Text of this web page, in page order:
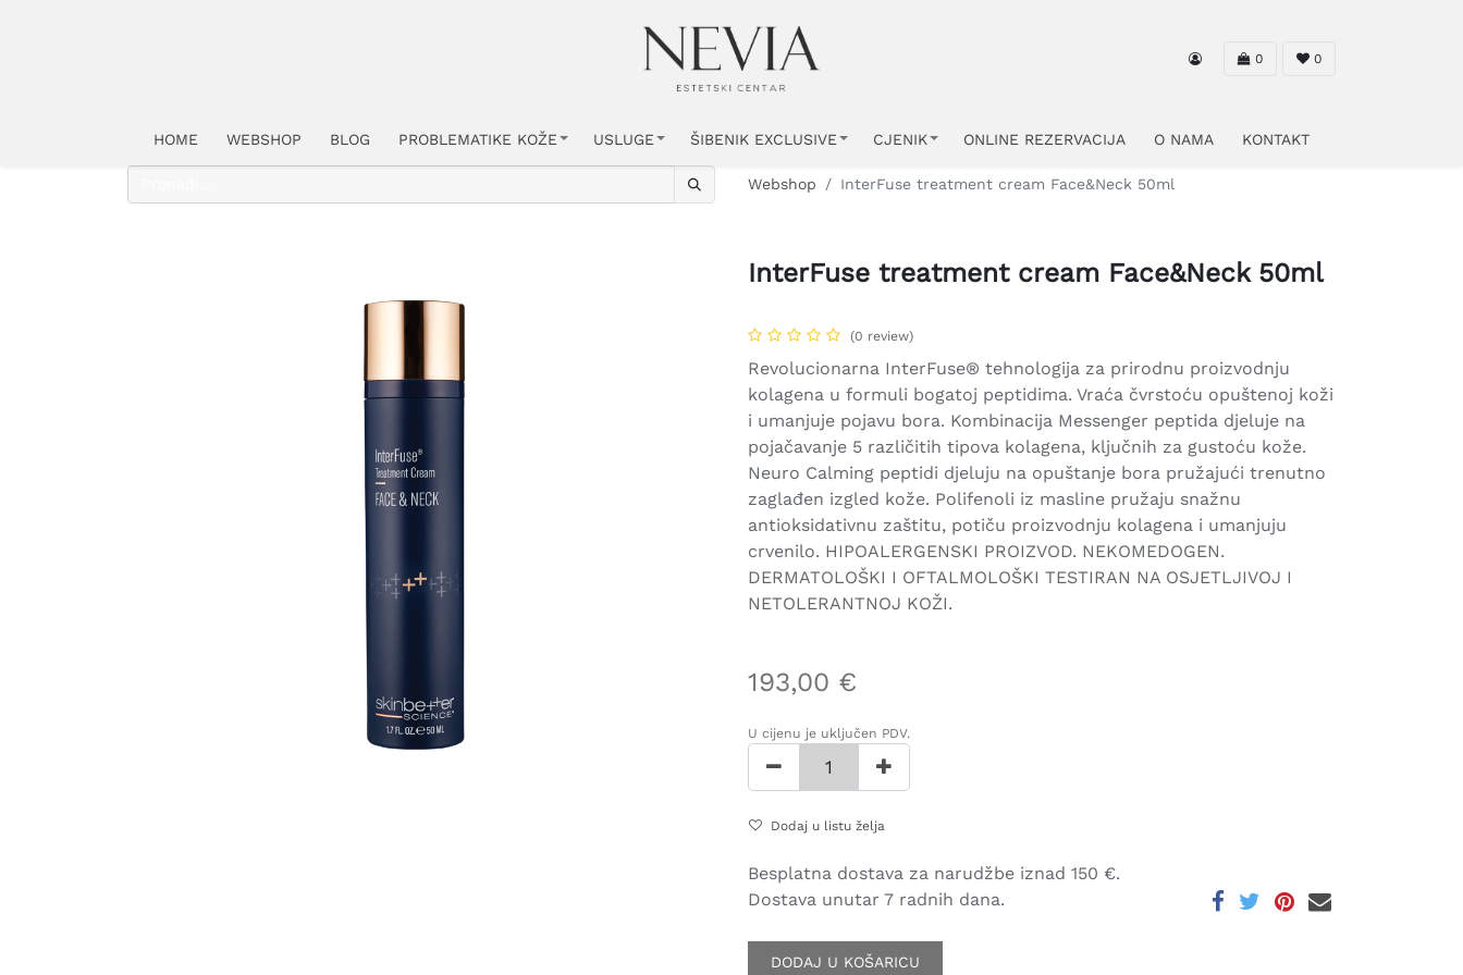
0 0
HOME WEBSHOP BLOG PROBLEMATIKE KOŽE USLUGE ŠIBENIK EXCLUSIVE CJENIK ONLINE REZERVACIJA O NAMA KONTAKT
Webshop InterFuse treatment cream Face&Neck 50ml
InterFuse treatment cream Face&Neck 50ml
(0 review)
Revolucionarna InterFuse® tehnologija za prirodnu proizvodnju
kolagena u formuli bogatoj peptidima. Vraća čvrstoću opuštenoj koži
i umanjuje pojavu bora. Kombinacija Messenger peptida djeluje na
pojačavanje 5 različitih tipova kolagena, ključnih za gustoću kože.
Neuro Calming peptidi djeluju na opuštanje bora pružajući trenutno
zaglađen izgled kože. Polifenoli iz masline pružaju snažnu
antioksidativnu zaštitu, potiču proizvodnju kolagena i umanjuju
crvenilo. HIPOALERGENSKI PROIZVOD. NEKOMEDOGEN.
DERMATOLOŠKI I OFTALMOLOŠKI TESTIRAN NA OSJETLJIVOJ I
NETOLERANTNOJ KOŽI.
193,00 €
U cijenu je uključen PDV.
Dodaj u listu želja
Besplatna dostava za narudžbe iznad 150 €.
Dostava unutar 7 radnih dana.
DODAJ U KOŠARICU